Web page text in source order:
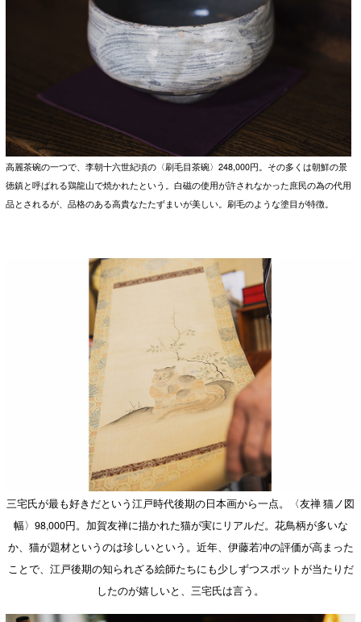
高麗茶碗の一つで、李朝十六世紀頃の〈刷毛目茶碗〉248,000円。その多くは朝鮮の景
徳鎮と呼ばれる鶏龍山で焼かれたという。白磁の使用が許されなかった庶民の為の代用
品とされるが、品格のある高貴なたたずまいが美しい。刷毛のような塗目が特徴。
三宅氏が最も好きだという江戸時代後期の日本画から一点。〈友禅 猫ノ図
幅〉98,000円。加賀友禅に描かれた猫が実にリアルだ。花鳥柄が多いな
か、猫が題材というのは珍しいという。近年、伊藤若冲の評価が高まった
ことで、江戸後期の知られざる絵師たちにも少しずつスポットが当たりだ
したのが嬉しいと、三宅氏は言う。